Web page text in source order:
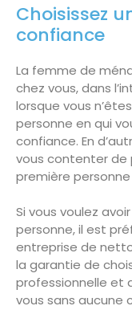
Choisissez
confiance
La femme de
chez vous, dans
lorsque vous
personne en qui
confiance. En
vous contenter de
première
Si vous voulez
personne, il est
entreprise de
la garantie de
professionnelle et
vous sans aucune